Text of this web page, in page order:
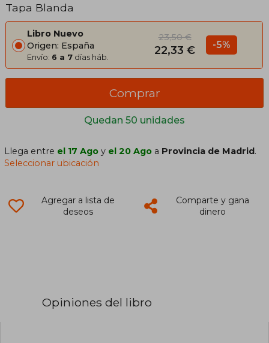
Tapa Blanda
Libro Nuevo
Origen: España
Envío: 6 a 7 días háb.
23,50 €
22,33 € -5%
Quedan 50 unidades
Comprar
Llega entre el 17 Ago y el 20 Ago a Provincia de Madrid.
Seleccionar ubicación
Agregar a lista de
deseos
Comparte y gana
dinero
Opiniones del libro